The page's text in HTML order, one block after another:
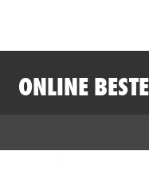
ONLINE